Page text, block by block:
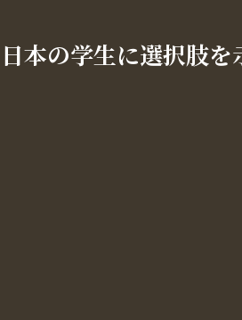
本の学生に選択肢を